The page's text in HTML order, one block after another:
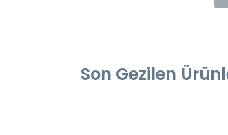
Son Gezilen